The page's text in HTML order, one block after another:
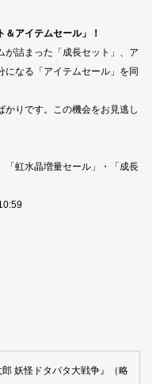
アイテムセール」！
が詰まった「成長セット」、ア
になる「アイテムセール」を同
かりです。この機会をお見逃し
「虹水晶増量セール」・「成長
郎 妖怪ドタバタ大戦争』（略